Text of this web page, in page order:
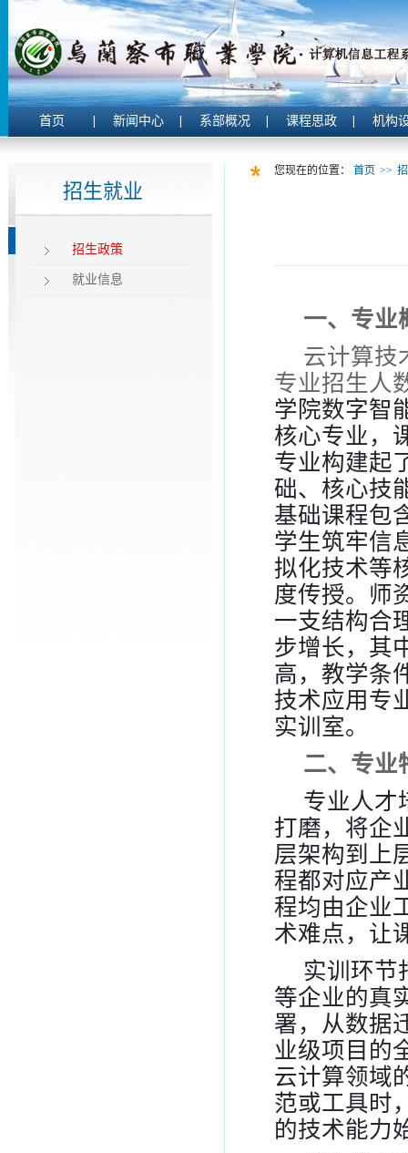
首页 新闻中心 系部概况 课程思政 机构
招生就业
招生政策
就业信息
您现在的位置： 首页 >>
一、专业
云计算技
专业招生人
学院数字智
核心专业，
专业构建起
础、核心技
基础课程包
学生筑牢信
拟化技术等
度传授。师
一支结构合
步增长，其
高，教学条
技术应用专
实训室。
二、专业
专业人才
打磨，将企
层架构到上
程都对应产
程均由企业
术难点，让
实训环节
等企业的真
署，从数据
业级项目的
云计算领域
范或工具时
的技术能力